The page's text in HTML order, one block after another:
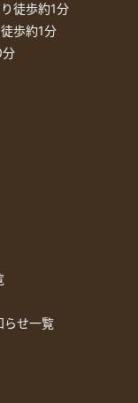
徒歩約1分
歩約1分
分
せ一覧